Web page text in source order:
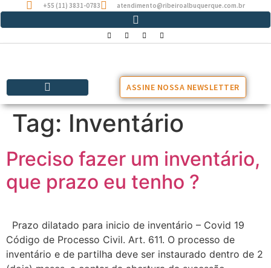
+55 (11) 3831-0783 atendimento@ribeiroalbuquerque.com.br
ASSINE NOSSA NEWSLETTER
Tag: Inventário
Preciso fazer um inventário,
que prazo eu tenho ?
Prazo dilatado para inicio de inventário – Covid 19
Código de Processo Civil. Art. 611. O processo de
inventário e de partilha deve ser instaurado dentro de 2